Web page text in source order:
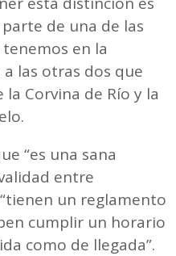
de una de las
en la
las otras dos que
Corvina de Río y la
“es una sana
entre
un reglamento
cumplir un horario
como de llegada”.